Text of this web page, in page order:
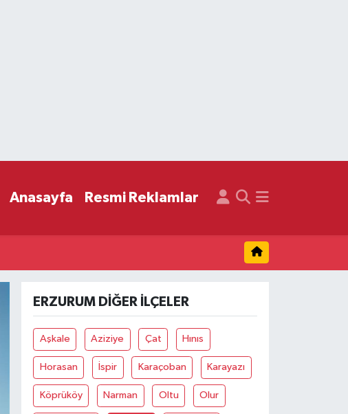
Anasayfa Resmi Reklamlar
ERZURUM DIĞER İLÇELER
Aşkale Aziziye Çat Hınıs
Horasan İspir Karaçoban Karayazı
Köprüköy Narman Oltu Olur